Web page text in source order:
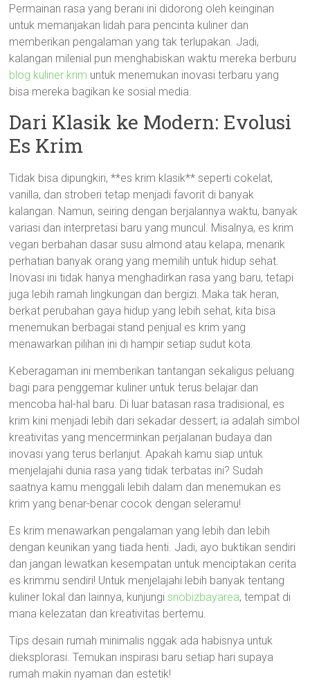
Permainan rasa yang berani ini didorong oleh keinginan
untuk memanjakan lidah para pencinta kuliner dan
memberikan pengalaman yang tak terlupakan. Jadi,
kalangan milenial pun menghabiskan waktu mereka berburu
blog kuliner krim untuk menemukan inovasi terbaru yang
bisa mereka bagikan ke sosial media.
Dari Klasik ke Modern: Evolusi
Es Krim
Tidak bisa dipungkiri, **es krim klasik** seperti cokelat,
vanilla, dan stroberi tetap menjadi favorit di banyak
kalangan. Namun, seiring dengan berjalannya waktu, banyak
variasi dan interpretasi baru yang muncul. Misalnya, es krim
vegan berbahan dasar susu almond atau kelapa, menarik
perhatian banyak orang yang memilih untuk hidup sehat.
Inovasi ini tidak hanya menghadirkan rasa yang baru, tetapi
juga lebih ramah lingkungan dan bergizi. Maka tak heran,
berkat perubahan gaya hidup yang lebih sehat, kita bisa
menemukan berbagai stand penjual es krim yang
menawarkan pilihan ini di hampir setiap sudut kota.
Keberagaman ini memberikan tantangan sekaligus peluang
bagi para penggemar kuliner untuk terus belajar dan
mencoba hal-hal baru. Di luar batasan rasa tradisional, es
krim kini menjadi lebih dari sekadar dessert; ia adalah simbol
kreativitas yang mencerminkan perjalanan budaya dan
inovasi yang terus berlanjut. Apakah kamu siap untuk
menjelajahi dunia rasa yang tidak terbatas ini? Sudah
saatnya kamu menggali lebih dalam dan menemukan es
krim yang benar-benar cocok dengan seleramu!
Es krim menawarkan pengalaman yang lebih dan lebih
dengan keunikan yang tiada henti. Jadi, ayo buktikan sendiri
dan jangan lewatkan kesempatan untuk menciptakan cerita
es krimmu sendiri! Untuk menjelajahi lebih banyak tentang
kuliner lokal dan lainnya, kunjungi snobizbayarea, tempat di
mana kelezatan dan kreativitas bertemu.
Tips desain rumah minimalis nggak ada habisnya untuk
dieksplorasi. Temukan inspirasi baru setiap hari supaya
rumah makin nyaman dan estetik!